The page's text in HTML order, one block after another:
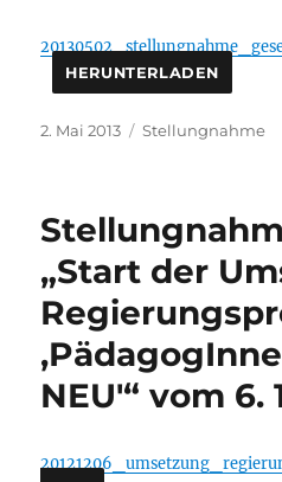
HERUNTERLADEN
Veröffentlicht
2. Mai 2013 Kategorien
Stellungnahme
„Start der
NEU'“ vom 6.